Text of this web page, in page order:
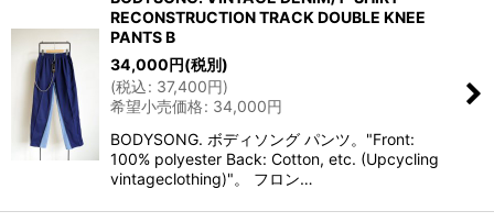
RECONSTRUCTION TRACK DOUBLE KNEE
PANTS B
34,000円(税別)
(税込: 37,400円)
希望小売価格: 34,000円
BODYSONG. ボディソング パンツ。"Front:
100% polyester Back: Cotton, etc. (Upcycling
vintageclothing)"。 フロン…